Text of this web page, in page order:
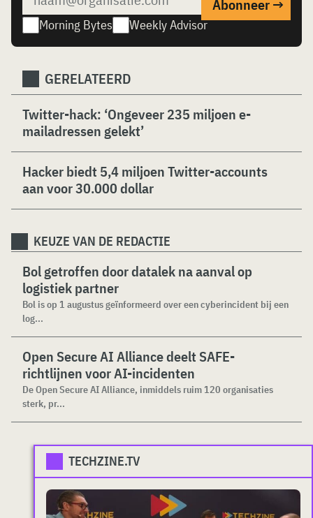
Morning Bytes Weekly Advisor
GERELATEERD
Twitter-hack: ‘Ongeveer 235 miljoen e-
mailadressen gelekt’
Hacker biedt 5,4 miljoen Twitter-accounts
aan voor 30.000 dollar
KEUZE VAN DE REDACTIE
Bol getroffen door datalek na aanval op
logistiek partner
Bol is op 1 augustus geïnformeerd over een cyberincident bij een
log...
Open Secure AI Alliance deelt SAFE-
richtlijnen voor AI-incidenten
De Open Secure AI Alliance, inmiddels ruim 120 organisaties
sterk, pr...
TECHZINE.TV